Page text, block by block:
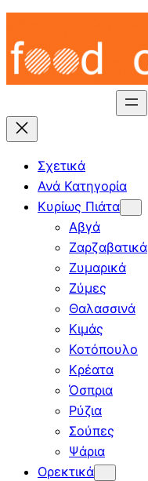
Skip
content
Σχετικά
Ανά Κατηγορία
Κυρίως Πιάτα
Αβγά
Ζαρζαβατικά
Ζυμαρικά
Ζύμες
Θαλασσινά
Κιμάς
Κοτόπουλο
Κρέατα
Όσπρια
Ρύζια
Σούπες
Ψάρια
Ορεκτικά